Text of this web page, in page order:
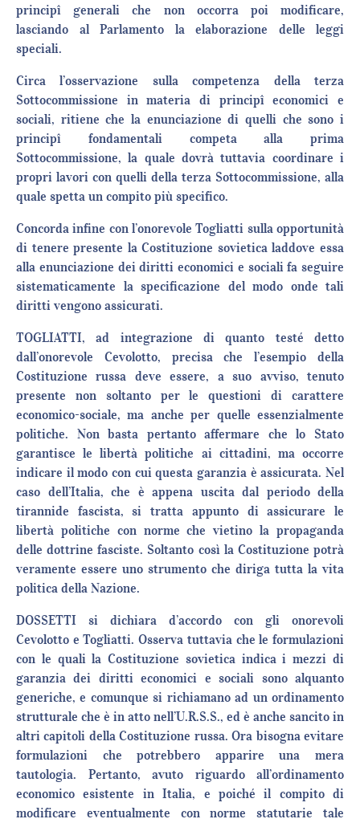
principî generali che non occorra poi modificare,
lasciando al Parlamento la elaborazione delle leggi
speciali.
Circa l’osservazione sulla competenza della terza
Sottocommissione in materia di principî economici e
sociali, ritiene che la enunciazione di quelli che sono i
principî fondamentali competa alla prima
Sottocommissione, la quale dovrà tuttavia coordinare i
propri lavori con quelli della terza Sottocommissione, alla
quale spetta un compito più specifico.
Concorda infine con l’onorevole Togliatti sulla opportunità
di tenere presente la Costituzione sovietica laddove essa
alla enunciazione dei diritti economici e sociali fa seguire
sistematicamente la specificazione del modo onde tali
diritti vengono assicurati.
TOGLIATTI, ad integrazione di quanto testé detto
dall’onorevole Cevolotto, precisa che l’esempio della
Costituzione russa deve essere, a suo avviso, tenuto
presente non soltanto per le questioni di carattere
economico-sociale, ma anche per quelle essenzialmente
politiche. Non basta pertanto affermare che lo Stato
garantisce le libertà politiche ai cittadini, ma occorre
indicare il modo con cui questa garanzia è assicurata. Nel
caso dell’Italia, che è appena uscita dal periodo della
tirannide fascista, si tratta appunto di assicurare le
libertà politiche con norme che vietino la propaganda
delle dottrine fasciste. Soltanto così la Costituzione potrà
veramente essere uno strumento che diriga tutta la vita
politica della Nazione.
DOSSETTI si dichiara d’accordo con gli onorevoli
Cevolotto e Togliatti. Osserva tuttavia che le formulazioni
con le quali la Costituzione sovietica indica i mezzi di
garanzia dei diritti economici e sociali sono alquanto
generiche, e comunque si richiamano ad un ordinamento
strutturale che è in atto nell’U.R.S.S., ed è anche sancito in
altri capitoli della Costituzione russa. Ora bisogna evitare
formulazioni che potrebbero apparire una mera
tautologia. Pertanto, avuto riguardo all’ordinamento
economico esistente in Italia, e poiché il compito di
modificare eventualmente con norme statutarie tale